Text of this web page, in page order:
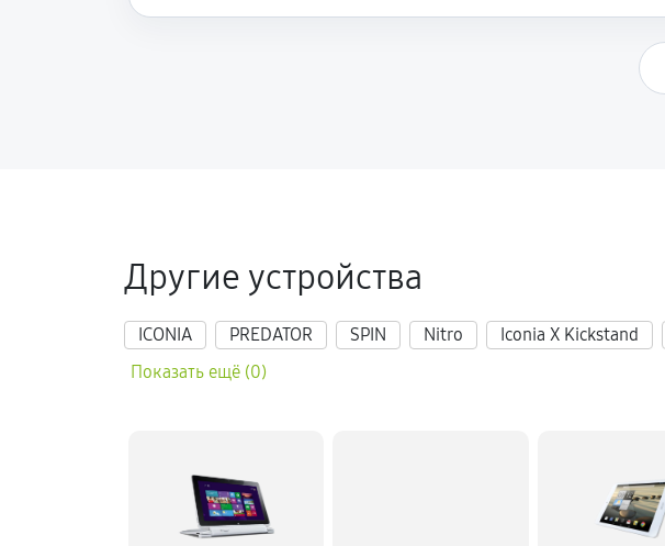
Другие устройства
ICONIA PREDATOR SPIN Nitro Iconia X Kickstand
Показать ещё (0)